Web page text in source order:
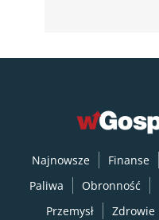
Najnowsze Finanse
Paliwa
Obronność
Przemysł
Zdrowie